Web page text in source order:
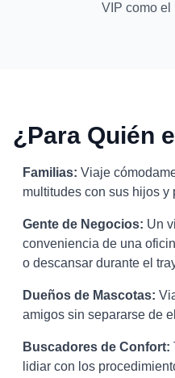
VIP como el
¿Para Quién
Familias: Viaje
multitudes con sus hijos y
Gente de Negocios: Un
conveniencia de una
o descansar durante el
Dueños de Mascotas:
amigos sin separarse de
Buscadores de Confort:
lidiar con los